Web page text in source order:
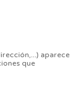
aparece
que